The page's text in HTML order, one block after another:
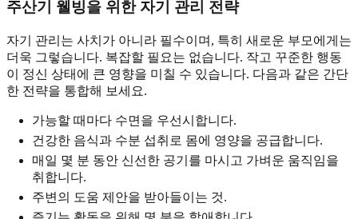
주산기 웰빙을 위한 자기 관리 전략
자기 관리는 사치가 아니라 필수이며, 특히 새로운 부모에게는
더욱 그렇습니다. 복잡할 필요는 없습니다. 작고 꾸준한 행동
이 정신 상태에 큰 영향을 미칠 수 있습니다. 다음과 같은 간단
한 전략을 통합해 보세요.
가능할 때마다 수면을 우선시합니다.
건강한 음식과 수분 섭취로 몸에 영양을 공급합니다.
매일 몇 분 동안 신선한 공기를 마시고 가벼운 움직임을
취합니다.
주변의 도움 제안을 받아들이는 것.